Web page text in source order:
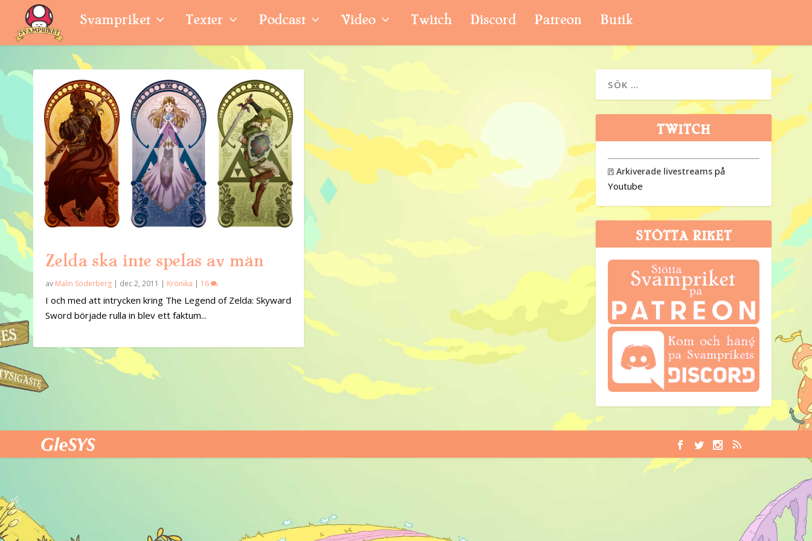
Svampriket Texter Podcast Video Twitch Discord Patreon Butik
Zelda ska inte spelas av män
av Malin Söderberg | dec 2, 2011 | Krönika | 16
I och med att intrycken kring The Legend of Zelda: Skyward
Sword började rulla in blev ett faktum...
TWITCH
 Arkiverade livestreams på
Youtube
STÖTTA RIKET